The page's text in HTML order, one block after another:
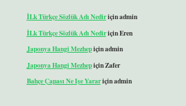
İLk Türkçe Sözlük Adı Nediriçinadmin
İLk Türkçe Sözlük Adı NediriçinEren
Japonya Hangi Mezhepiçinadmin
Japonya Hangi MezhepiçinZafer
Bahçe Çapası Ne Işe Yarariçinadmin